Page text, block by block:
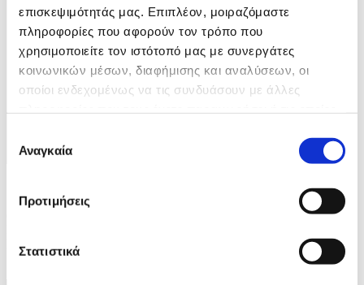
επισκεψιμότητάς μας. Επιπλέον, μοιραζόμαστε
πληροφορίες που αφορούν τον τρόπο που
χρησιμοποιείτε τον ιστότοπό μας με συνεργάτες
κοινωνικών μέσων, διαφήμισης και αναλύσεων, οι
οποίοι ενδεχομένως να τις συνδυάσουν με άλλες
των υπηρεσιών τους.
συγκατάθεσης
Αναγκαία
Προτιμήσεις
Στατιστικά
epa12977235 Italian Prime Minister Giorgia Meloni (L) welcomes
Pamphili in Rome, Italy, 20 May 2026. EPA/ANGELO CARCONI